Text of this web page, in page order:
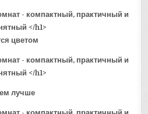
цветом
лучше